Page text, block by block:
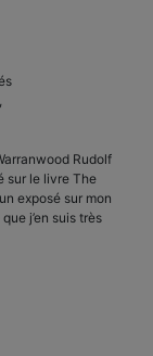
,
Rudolf
sur le livre The
exposé sur mon
j’en suis très